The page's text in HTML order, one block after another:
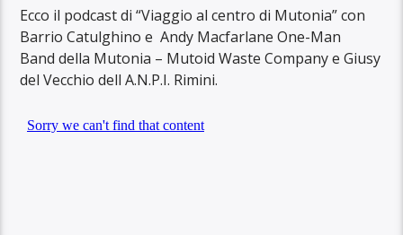
Ecco il podcast di “Viaggio al centro di Mutonia” con
Barrio Catulghino e Andy Macfarlane One-Man
Band della Mutonia – Mutoid Waste Company e Giusy
del Vecchio dell A.N.P.I. Rimini.